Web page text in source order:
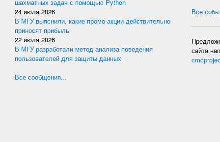
шахматных задач с помощью Python
24 июля 2026
В МГУ выяснили, какие промо-акции действительно
приносят прибыль
22 июля 2026
В МГУ разработали метод анализа поведения
пользователей для защиты данных
Все сообщения...
Все
сайта